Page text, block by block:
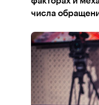
числа